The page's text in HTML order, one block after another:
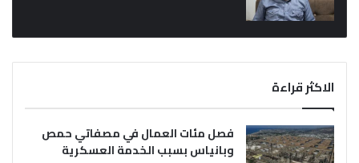
الاكثر قراءة
فصل مئات العمال في مصفاتي حمص
وبانياس بسبب الخدمة العسكرية